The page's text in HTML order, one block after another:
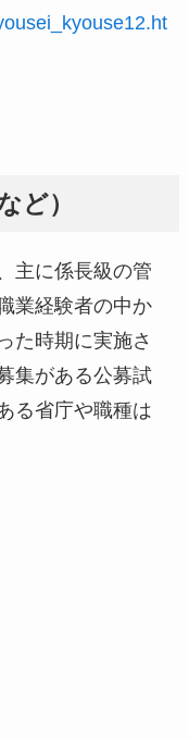
ど）
主に係長級の管
業経験者の中か
た時期に実施さ
集がある公募試
る省庁や職種は